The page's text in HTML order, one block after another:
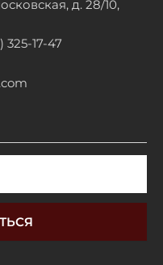
д. 28/10,
17-47